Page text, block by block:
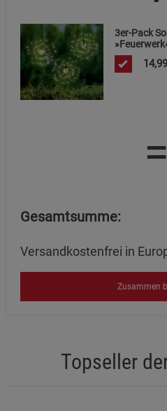
3er-Pack
14,99
=
Gesamtsumme:
Versandkostenfrei in
Zusammen
Topseller